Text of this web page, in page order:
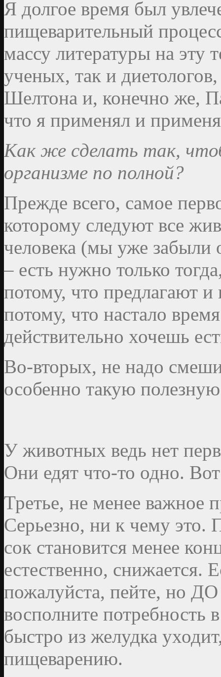
Я долгое время был
пищеварительный
массу литературы на эту
ученых, так и
Шелтона и, конечно же,
что я применял и
Как же сделать так,
организме по полной?
Прежде всего, самое
которому следуют все
человека (мы уже забыли
– есть нужно только
потому, что предлагают и
потому, что настало
действительно хочешь
Во-вторых, не надо
особенно такую
У животных ведь нет
Они едят что-то одно.
Третье, не менее важное
Серьезно, ни к чему это.
сок становится менее
естественно, снижается.
пожалуйста, пейте, но ДО
восполните потребность
быстро из желудка
пищеварению.